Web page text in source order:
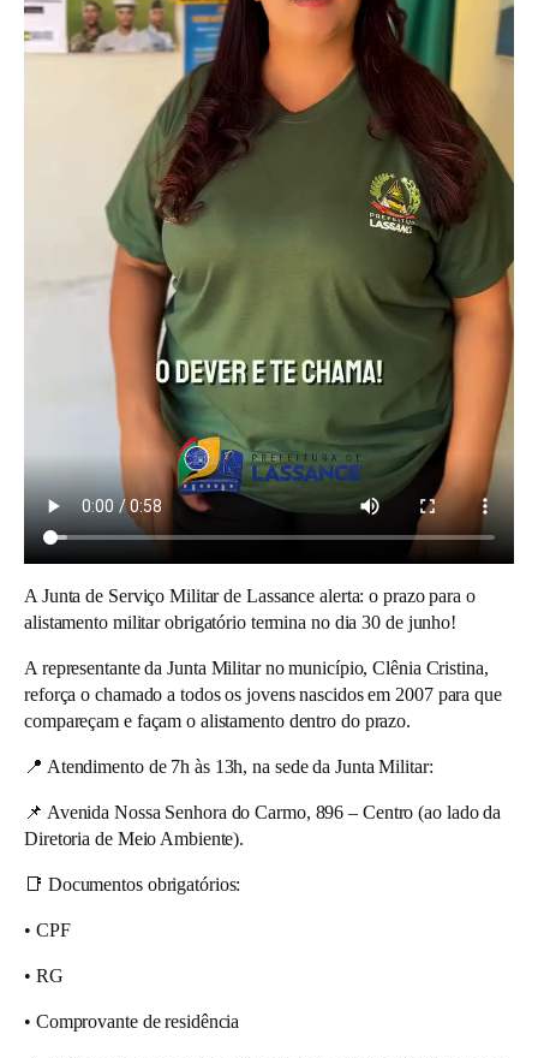
A Junta de Serviço Militar de Lassance alerta: o prazo para o
alistamento militar obrigatório termina no dia 30 de junho!
A representante da Junta Militar no município, Clênia Cristina,
reforça o chamado a todos os jovens nascidos em 2007 para que
compareçam e façam o alistamento dentro do prazo.
📍 Atendimento de 7h às 13h, na sede da Junta Militar:
📌 Avenida Nossa Senhora do Carmo, 896 – Centro (ao lado da
Diretoria de Meio Ambiente).
📑 Documentos obrigatórios:
• CPF
• RG
• Comprovante de residência